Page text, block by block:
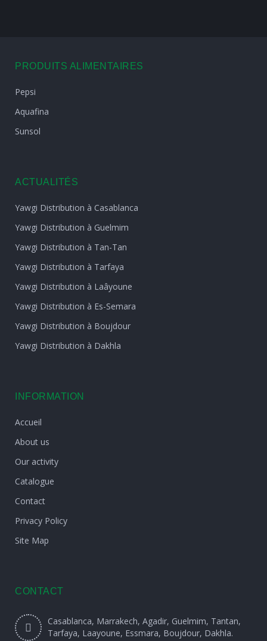
PRODUITS ALIMENTAIRES
Pepsi
Aquafina
Sunsol
ACTUALITÉS
Yawgi Distribution à Casablanca
Yawgi Distribution à Guelmim
Yawgi Distribution à Tan-Tan
Yawgi Distribution à Tarfaya
Yawgi Distribution à Laâyoune
Yawgi Distribution à Es-Semara
Yawgi Distribution à Boujdour
Yawgi Distribution à Dakhla
INFORMATION
Accueil
About us
Our activity
Catalogue
Contact
Privacy Policy
Site Map
CONTACT
Casablanca, Marrakech, Agadir, Guelmim, Tantan,
Tarfaya, Laayoune, Essmara, Boujdour, Dakhla.